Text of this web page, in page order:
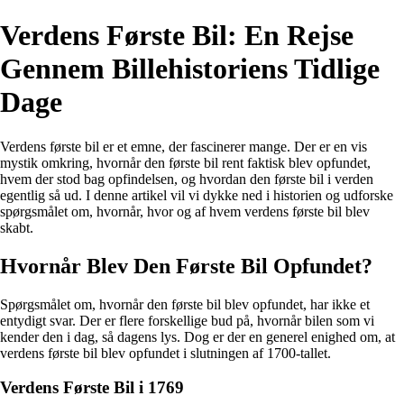
Verdens Første Bil: En Rejse
Gennem Billehistoriens Tidlige
Dage
Verdens første bil er et emne, der fascinerer mange. Der er en vis
mystik omkring, hvornår den første bil rent faktisk blev opfundet,
hvem der stod bag opfindelsen, og hvordan den første bil i verden
egentlig så ud. I denne artikel vil vi dykke ned i historien og udforske
spørgsmålet om, hvornår, hvor og af hvem verdens første bil blev
skabt.
Hvornår Blev Den Første Bil Opfundet?
Spørgsmålet om, hvornår den første bil blev opfundet, har ikke et
entydigt svar. Der er flere forskellige bud på, hvornår bilen som vi
kender den i dag, så dagens lys. Dog er der en generel enighed om, at
verdens første bil blev opfundet i slutningen af 1700-tallet.
Verdens Første Bil i 1769